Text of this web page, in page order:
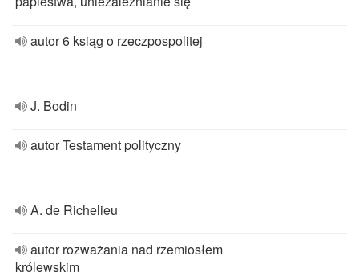
autor 6 ksiąg o rzeczpospolitej
J. Bodin
autor Testament polityczny
A. de Richelieu
autor rozważania nad rzemiosłem
królewskim